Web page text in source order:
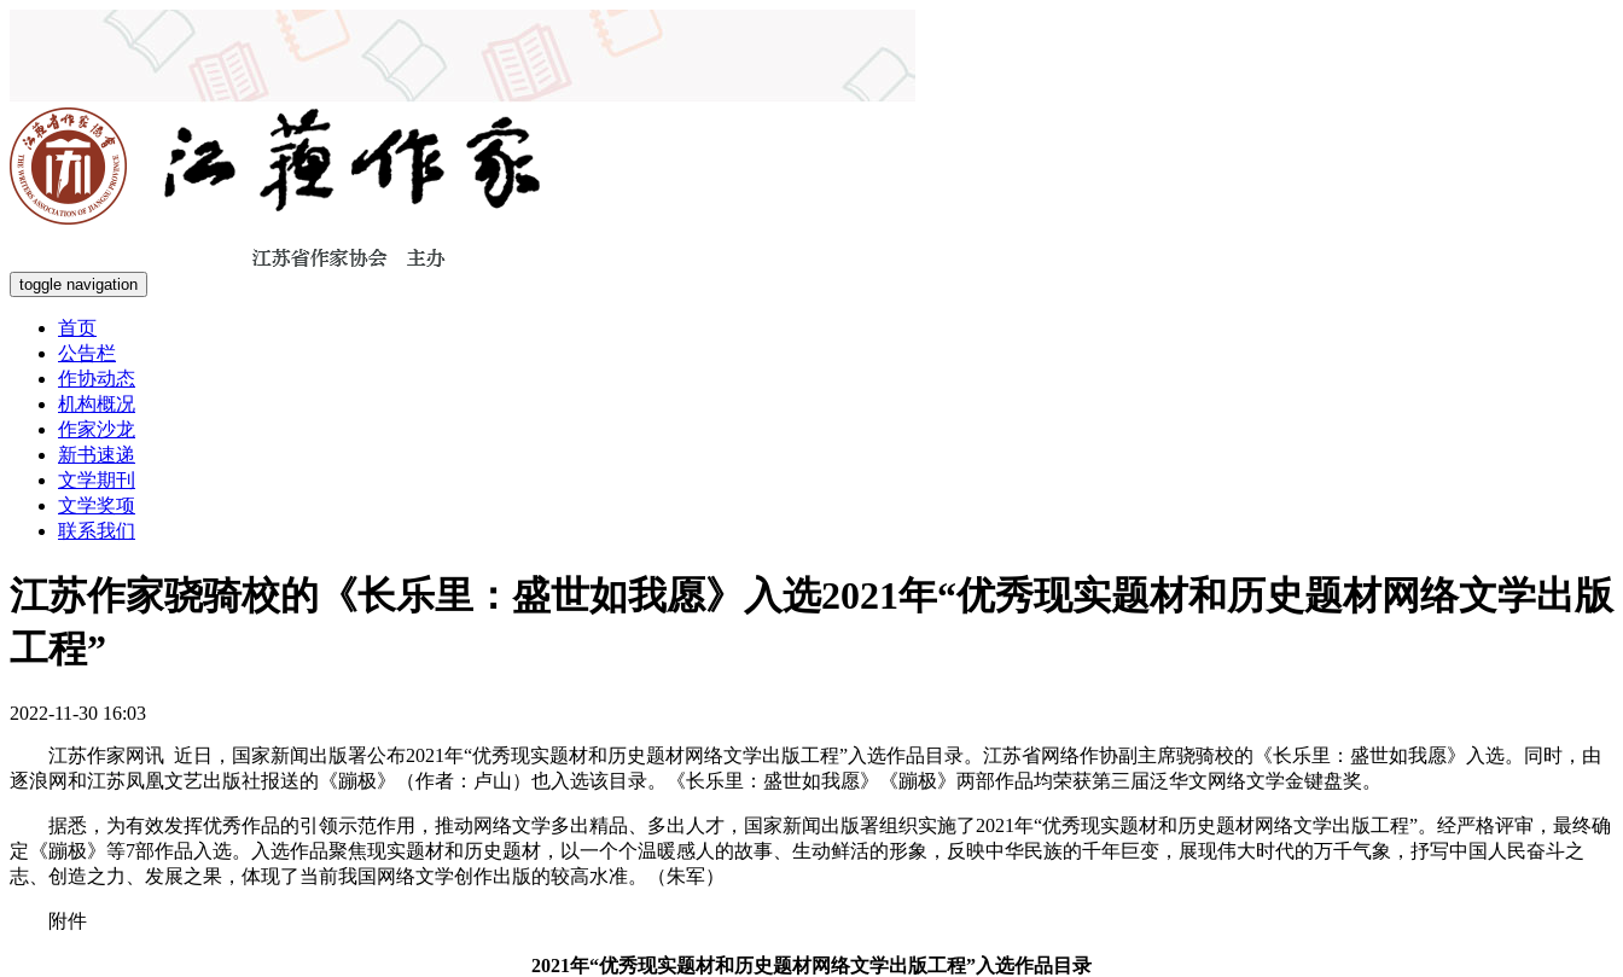
toggle navigation
首页
公告栏
作协动态
机构概况
作家沙龙
新书速递
文学期刊
文学奖项
联系我们
江苏作家骁骑校的《长乐里：盛世如我愿》入选2021年“优秀现实题材和历史题材网络文学出版
工程”
2022-11-30 16:03
江苏作家网讯 近日，国家新闻出版署公布2021年“优秀现实题材和历史题材网络文学出版工程”入选作品目录。江苏省网络作协副主席骁骑校的《长乐里 ：盛世如我愿》入选。同时，由
逐浪网和江苏凤凰文艺出版社报送的《蹦极》（作者：卢山）也入选该目录。《长乐里 ：盛世如我愿》《蹦极》两部作品均荣获第三届泛华文网络文学金键盘奖。
据悉，为有效发挥优秀作品的引领示范作用，推动网络文学多出精品、多出人才，国家新闻出版署组织实施了2021年“优秀现实题材和历史题材网络文学出版工程”。经严格评审，最终确
定《蹦极》等7部作品入选。入选作品聚焦现实题材和历史题材，以一个个温暖感人的故事、生动鲜活的形象，反映中华民族的千年巨变，展现伟大时代的万千气象，抒写中国人民奋斗之
志、创造之力、发展之果，体现了当前我国网络文学创作出版的较高水准。（朱军）
附件
2021年“优秀现实题材和历史题材网络文学出版工程”入选作品目录